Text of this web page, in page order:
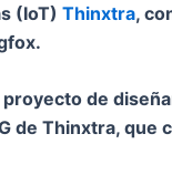
(IoT) Thinxtra,
de
de Thinxtra, que